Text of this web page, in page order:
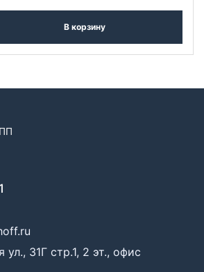
В корзину
31Г стр.1, 2 эт., офис